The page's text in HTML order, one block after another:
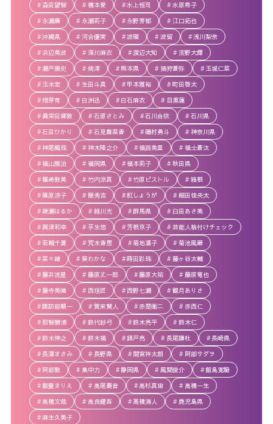
森田望智
橋本愛 水上恒司
水原希子
永瀬廉
永瀬莉子 永野芽郁
江口拓也
沖縄県
河合優実 波瑠 波留
浅川梨奈
浜辺美波
深川麻衣 渡辺大知
濱野大輝
瀬戸康史
焼津 熊本県 猪狩蒼弥
玉城仁菜
玉木宏
生田斗真 甲本雅裕
町田啓太
畑芽育
白洲迅 白石麻衣
目黒蓮
眞栄田郷敦
石原さとみ 石川由依
石川県
石田ひかり
石見舞菜香 磯村勇斗
神奈川県
神尾楓珠
神木隆之介 福圓美里
福士蒼汰
福山雅治
福岡県 福本莉子
秋田県
種﨑敦美
竹内涼真 竹原ピストル
箱根
篠原涼子
簡秀吉 紅しょうが
細田佳央太
綾瀬はるか
緑川光 群馬県
臼田あさ美
興津和幸
芋生悠 芳根京子
芸能人格付けチェック
若槻千夏
荒木香恵 菊地凛子
菊池風磨
菜々緒
葵わかな 蒔田彩珠
藤ヶ谷太輔
藤井流星
藤原丈一郎 藤原大祐
藤原竜也
藤寺美徳
西垣匠 西野七瀬
観月ありさ
諏訪部順一
賀来賢人 赤楚衛二
赤西仁
那智勝浦
鈴代紗弓 鈴木亮平
鈴木仁
鈴木伸之
鈴木福 錦戸亮 長尾謙杜
長崎県
長澤まさみ
長野県 間宮祥太朗
阿部サダヲ
阿部敦
集中力 静岡県 風間俊介
飯島寛騎
飯豊まりえ
高尾奏音 高杉真宙
高橋一生
高橋文哉
高良健吾 髙橋海人
鹿児島県
麻生久美子